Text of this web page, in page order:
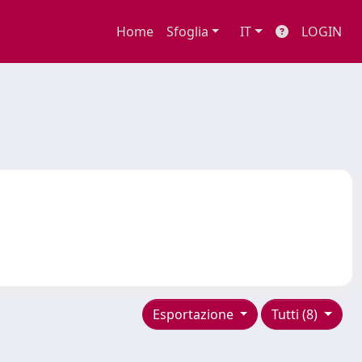
Home Sfoglia IT LOGIN
Tutti (8)
Esportazione